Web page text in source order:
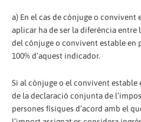
a) En el cas de cònjuge o convivent
aplicar ha de ser la diferència entre
del cònjuge o convivent estable en
100% d’aquest indicador.
Si al cònjuge o el convivent estable
de la declaració conjunta de
persones físiques d’acord amb el